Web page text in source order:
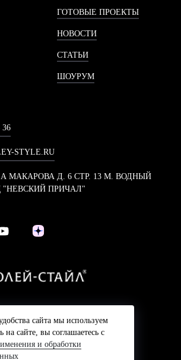
ГОТОВЫЕ ПРОЕКТЫ
НОВОСТИ
СТАТЬИ
ШОУРУМ
36
STYLE.RU
МАКАРОВА Д. 6 СТР. 13 М. ВОДНЫЙ
"НЕВСКИЙ ПРИЧАЛ"
Cтайл
сайта мы используем
на сайте, вы соглашаетесь с
и обработки